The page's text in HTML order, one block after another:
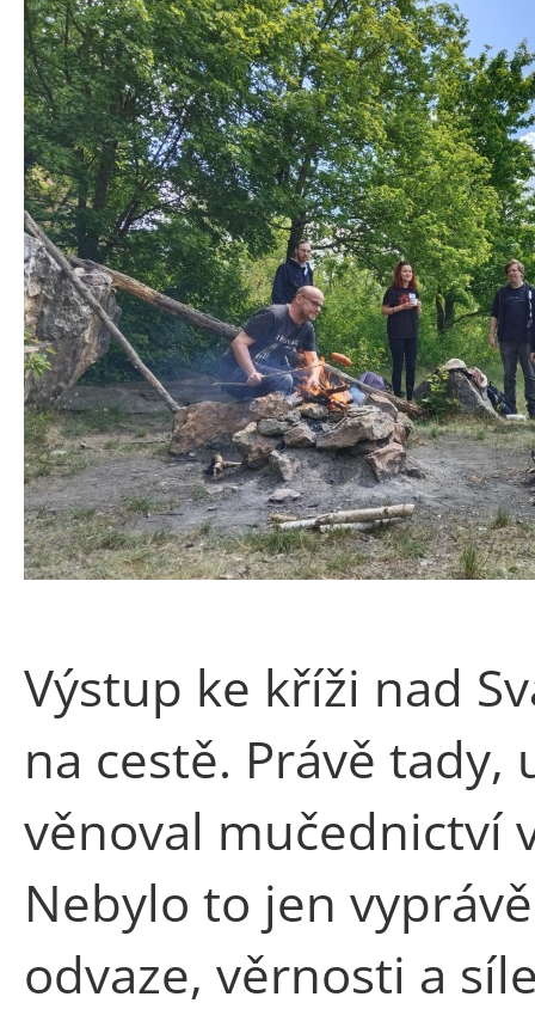
Výstup ke kříži nad
na cestě. Právě tady,
věnoval mučednictví
Nebylo to jen
odvaze, věrnosti a